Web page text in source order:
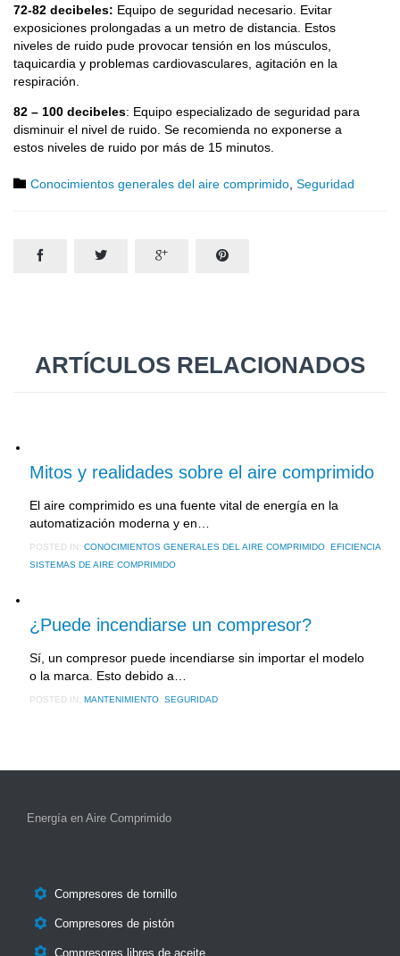
72-82 decibeles: Equipo de seguridad necesario. Evitar
exposiciones prolongadas a un metro de distancia. Estos
niveles de ruido pude provocar tensión en los músculos,
taquicardia y problemas cardiovasculares, agitación en la
respiración.
82 – 100 decibeles: Equipo especializado de seguridad para
disminuir el nivel de ruido. Se recomienda no exponerse a
estos niveles de ruido por más de 15 minutos.
 Category
Conocimientos generales del aire comprimido Seguridad
   
ARTÍCULOS RELACIONADOS
Mitos y realidades sobre el aire comprimido
El aire comprimido es una fuente vital de energía en la
automatización moderna y en…
POSTED IN:CONOCIMIENTOS GENERALES DEL AIRE COMPRIMIDO ,EFICIENCIA
SISTEMAS DE AIRE COMPRIMIDO
¿Puede incendiarse un compresor?
Sí, un compresor puede incendiarse sin importar el modelo
o la marca. Esto debido a…
POSTED IN:MANTENIMIENTO ,SEGURIDAD
Energía en Aire Comprimido
 Compresores de tornillo
 Compresores de pistón
 Compresores libres de aceite